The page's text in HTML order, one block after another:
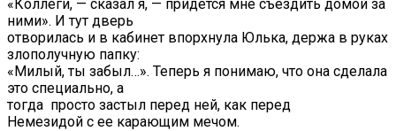
«Коллеги, — сказал я, — придется мне съездить домой за
ними». И тут дверь
отворилась и в кабинет впорхнула Юлька, держа в руках
злополучную папку:
«Милый, ты забыл…». Теперь я понимаю, что она сделала
это специально, а
тогда просто застыл перед ней, как перед
Немезидой с ее карающим мечом.